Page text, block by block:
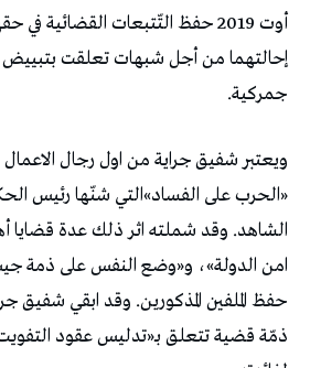
أوت 2019 حفظ التّتبعات القضائية
إحالتهما من أجل شبهات تعلقت بتبييض
جمركية.
ويعتبر شفيق جراية من اول رجال
«الحرب على الفساد»التي شنّها رئيس
الشاهد. وقد شملته اثر ذلك عدة قضايا
امن الدولة»، و«وضع النفس على ذمة
حفظ الملفين المذكورين. وقد ابقي شفيق
ذمّة قضية تتعلق بـ«تدليس عقود